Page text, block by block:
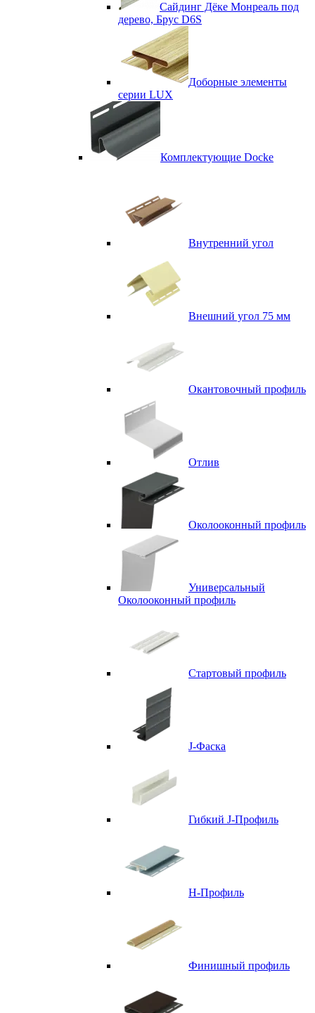
Сайдинг Дёке Монреаль под
дерево, Брус D6S
Доборные элементы
серии LUX
Комплектующие Docke
Внутренний угол
Внешний угол 75 мм
Окантовочный профиль
Отлив
Околооконный профиль
Универсальный
Околооконный профиль
Стартовый профиль
J-Фаска
Гибкий J-Профиль
H-Профиль
Финишный профиль